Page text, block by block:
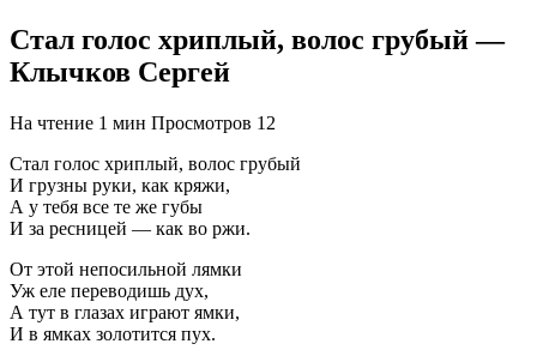
Стал голос хриплый, волос грубый —
Клычков Сергей
На чтение 1 мин Просмотров 12
Стал голос хриплый, волос грубый
И грузны руки, как кряжи,
А у тебя все те же губы
И за ресницей — как во ржи.
От этой непосильной лямки
Уж еле переводишь дух,
А тут в глазах играют ямки,
И в ямках золотится пух.